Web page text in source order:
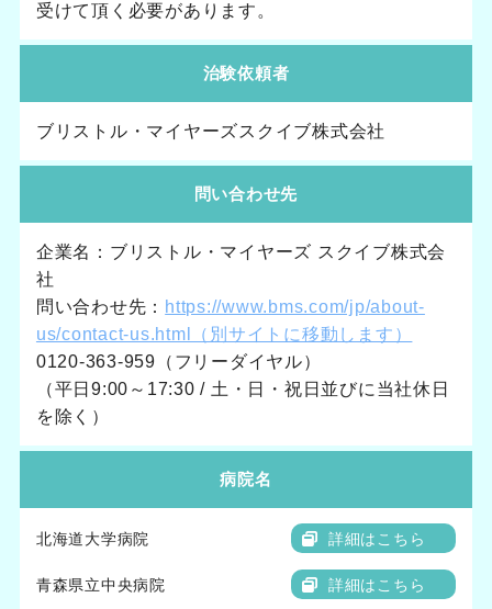
受けて頂く必要があります。
治験依頼者
ブリストル・マイヤーズスクイブ株式会社
問い合わせ先
企業名：ブリストル・マイヤーズ スクイブ株式会
社
問い合わせ先： https://www.bms.com/jp/about-
us/contact-us.html（別サイトに移動します）
0120-363-959（フリーダイヤル）
（平日9:00～17:30 / 土・日・祝日並びに当社休日
を除く）
病院名
北海道大学病院 詳細はこちら
青森県立中央病院 詳細はこちら